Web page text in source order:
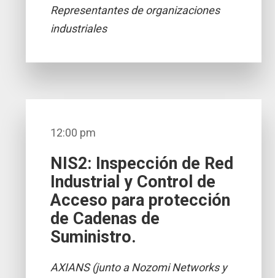
Representantes de organizaciones
industriales
12:00 pm
NIS2: Inspección de Red
Industrial y Control de
Acceso para protección
de Cadenas de
Suministro.
AXIANS (junto a Nozomi Networks y